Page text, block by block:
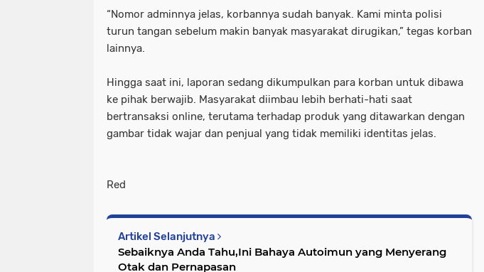
“Nomor adminnya jelas, korbannya sudah banyak. Kami minta polisi
turun tangan sebelum makin banyak masyarakat dirugikan,” tegas korban
lainnya.
Hingga saat ini, laporan sedang dikumpulkan para korban untuk dibawa
ke pihak berwajib. Masyarakat diimbau lebih berhati-hati saat
bertransaksi online, terutama terhadap produk yang ditawarkan dengan
gambar tidak wajar dan penjual yang tidak memiliki identitas jelas.
Red
Artikel Selanjutnya
Sebaiknya Anda Tahu,Ini Bahaya Autoimun yang Menyerang
Otak dan Pernapasan